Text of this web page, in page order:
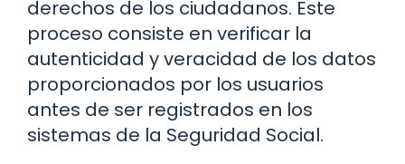
derechos de los ciudadanos. Este
proceso consiste en verificar la
autenticidad y veracidad de los datos
proporcionados por los usuarios
antes de ser registrados en los
sistemas de la Seguridad Social.